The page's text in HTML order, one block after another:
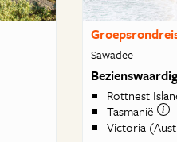
Sawadee
Rottnest
Tasmanië
Victoria